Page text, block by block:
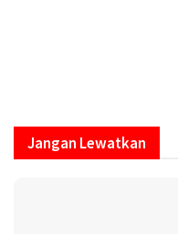
Jangan Lewatkan